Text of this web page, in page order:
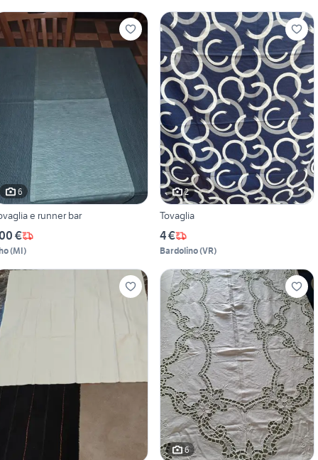
6
e runner bar
€
(MI)
2
Tovaglia
4 €
Bardolino(VR)
6